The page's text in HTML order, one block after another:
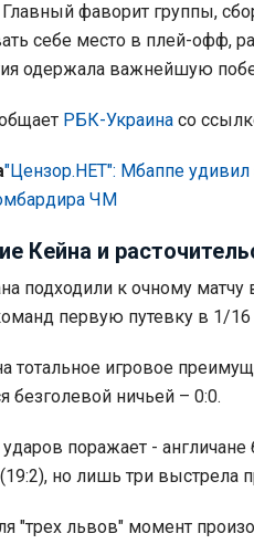
Главный фаворит группы,
себе место в плей-офф,
одержала важнейшую
РБК-Украина со
"Цензор.НЕТ": Мбаппе удивил
ЧМ
Кейна и
подходили к очному
первую путевку в 1/16
тотальное игровое
безголевой ничьей – 0:0.
ударов поражает -
но лишь три выстрела
"трех львов" момент